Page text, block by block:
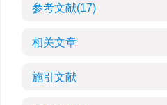
参考文献(17)
相关文章
施引文献